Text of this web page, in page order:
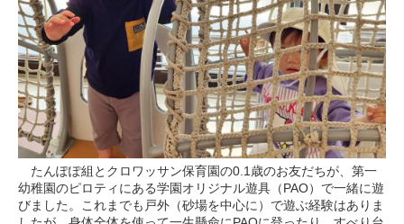
たんぽぽ組とクロワッサン保育園の0.1歳のお友だちが、第一
幼稚園のピロティにある学園オリジナル遊具（PAO）で一緒に遊
びました。これまでも戸外（砂場を中心に）で遊ぶ経験はありま